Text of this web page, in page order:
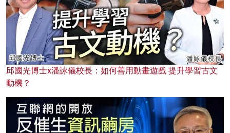
邱國光博士x潘詠儀校長：如何善用動畫遊戲 提升學習古文
動機？